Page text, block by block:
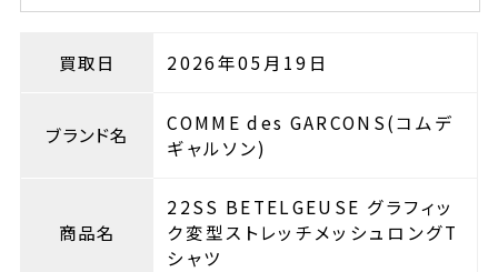
買取日 2026年05月19日
ブランド名
COMME des GARCONS(コムデ
ギャルソン)
商品名
22SS BETELGEUSE グラフィッ
ク変型ストレッチメッシュロングT
シャツ